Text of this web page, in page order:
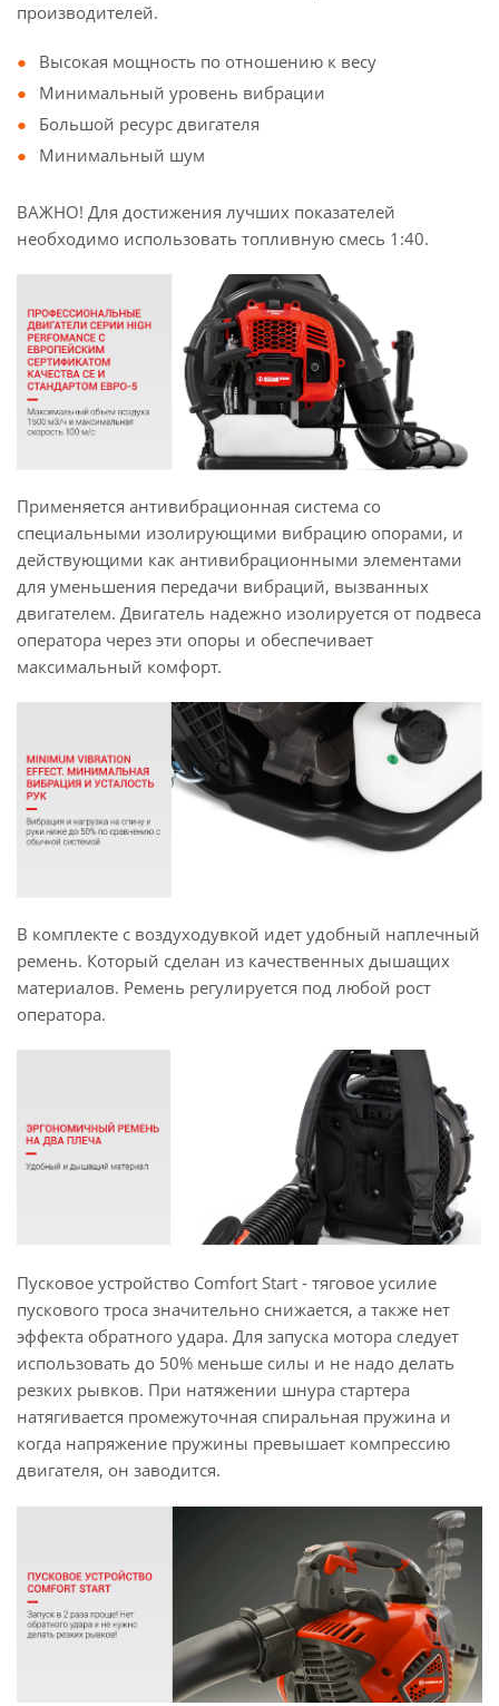
производителей.
Высокая мощность по отношению к весу
Минимальный уровень вибрации
Большой ресурс двигателя
Минимальный шум
ВАЖНО! Для достижения лучших показателей
необходимо использовать топливную смесь 1:40.
Применяется антивибрационная система со
специальными изолирующими вибрацию опорами, и
действующими как антивибрационными элементами
для уменьшения передачи вибраций, вызванных
двигателем. Двигатель надежно изолируется от подвеса
оператора через эти опоры и обеспечивает
максимальный комфорт.
В комплекте с воздуходувкой идет удобный наплечный
ремень. Который сделан из качественных дышащих
материалов. Ремень регулируется под любой рост
оператора.
Пусковое устройство Comfort Start - тяговое усилие
пускового троса значительно снижается, а также нет
эффекта обратного удара. Для запуска мотора следует
использовать до 50% меньше силы и не надо делать
резких рывков. При натяжении шнура стартера
натягивается промежуточная спиральная пружина и
когда напряжение пружины превышает компрессию
двигателя, он заводится.